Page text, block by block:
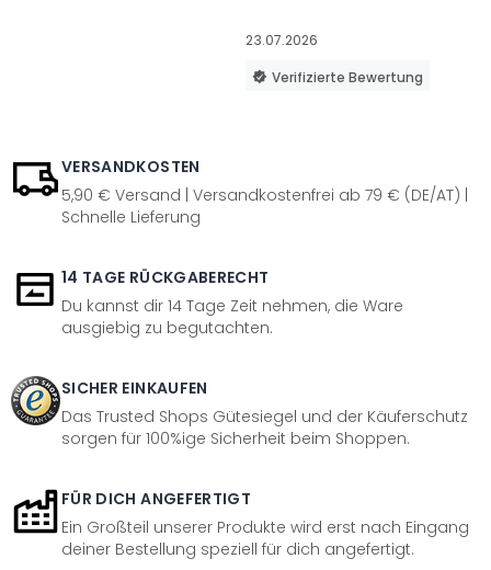
23.07.2026
Verifizierte Bewertung
VERSANDKOSTEN
5,90 € Versand | Versandkostenfrei ab 79 € (DE/AT) |
Schnelle Lieferung
14 TAGE RÜCKGABERECHT
Du kannst dir 14 Tage Zeit nehmen, die Ware
ausgiebig zu begutachten.
SICHER EINKAUFEN
Das Trusted Shops Gütesiegel und der Käuferschutz
sorgen für 100%ige Sicherheit beim Shoppen.
FÜR DICH ANGEFERTIGT
Ein Großteil unserer Produkte wird erst nach Eingang
deiner Bestellung speziell für dich angefertigt.